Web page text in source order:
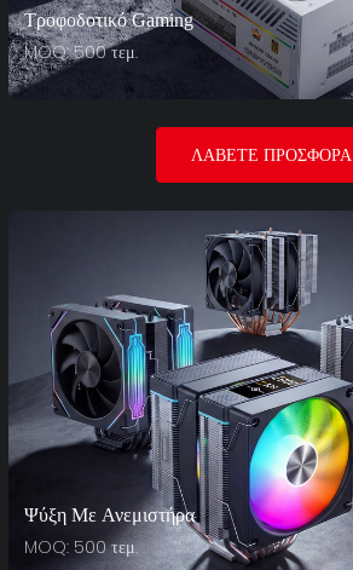
Τροφοδοτικό Gaming
MOQ: 500 τεμ.
ΛΆΒΕΤΕ ΠΡΟΣΦΟΡΆ
Ψύξη Με Ανεμιστήρα
MOQ: 500 τεμ.